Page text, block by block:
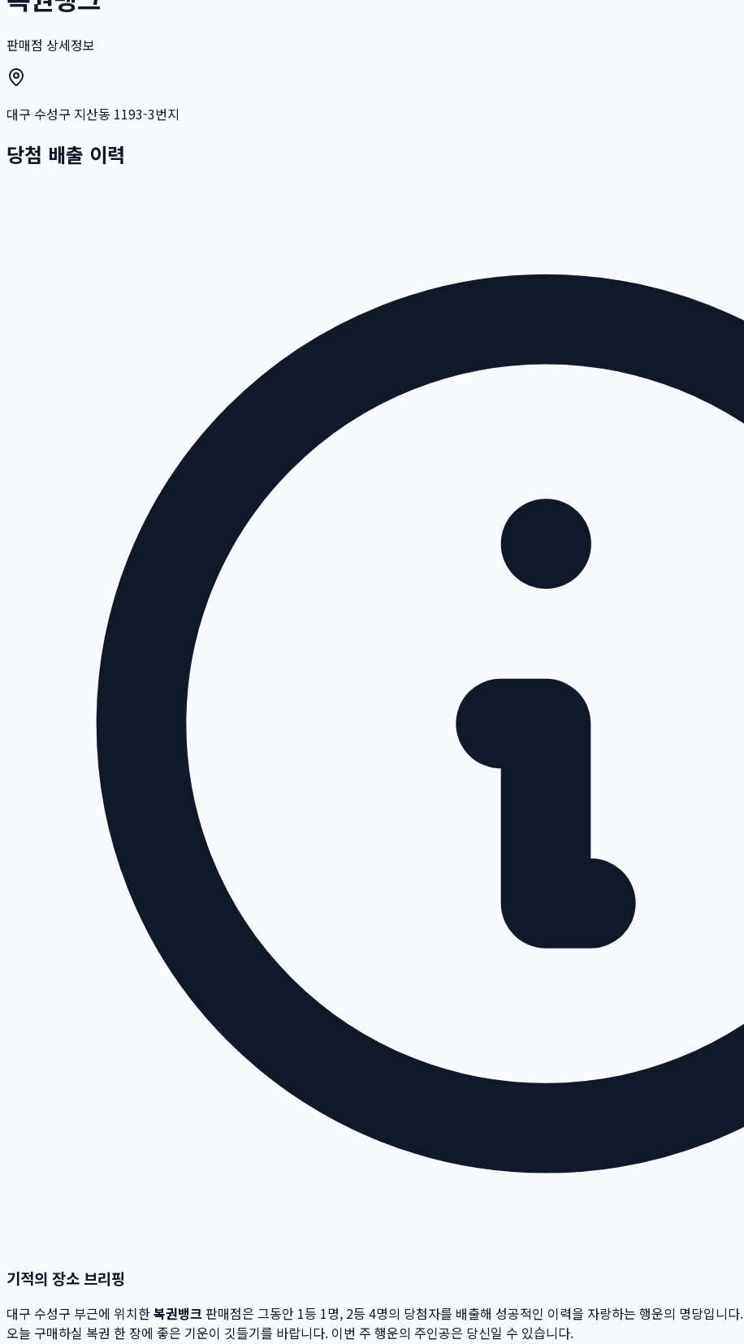
판매점 상세정보
대구 수성구 지산동 1193-3번지
당첨 배출 이력
기적의 장소 브리핑
대구 수성구 부근에 위치한복권뱅크 판매점은 그동안 1등 1명, 2등 4명의 당첨자를 배출해 성공적인 이력을 자랑하는 행운의 명당입니다.
오늘 구매하실 복권 한 장에 좋은 기운이 깃들기를 바랍니다. 이번 주 행운의 주인공은 당신일 수 있습니다.